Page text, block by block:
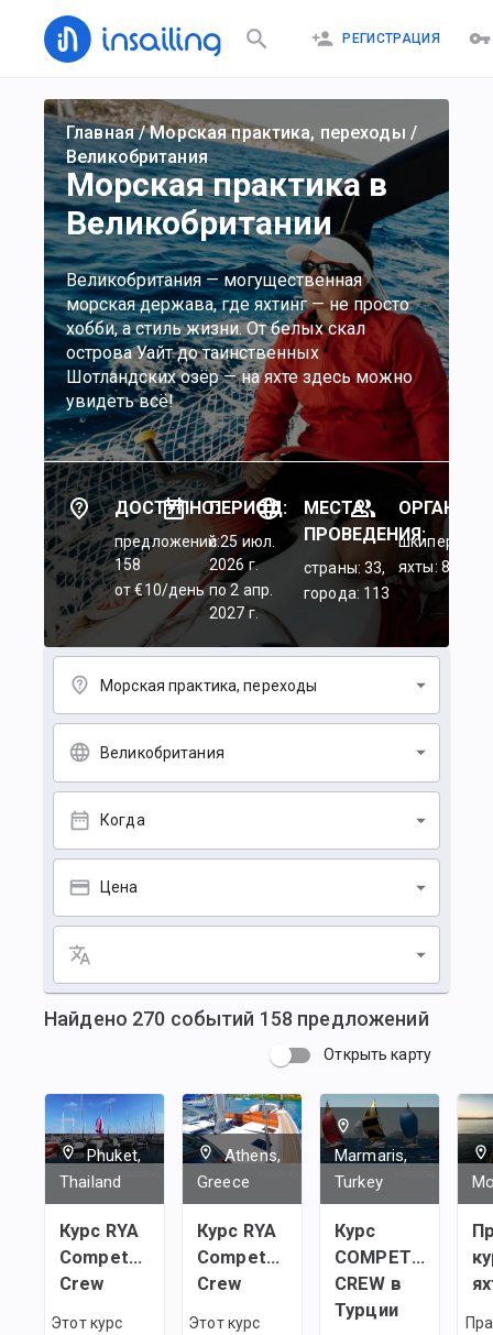
РЕГИСТРАЦИЯ
Главная/Морская практика, переходы /
Великобритания
Морская практика в
Великобритании
Великобритания — могущественная
морская держава, где яхтинг — не просто
хобби, а стиль жизни. От белых скал
острова Уайт до таинственных
Шотландских озёр — на яхте здесь можно
увидеть всё!
ДОСТУПНО:
предложений:
158
от €10/день
ПЕРИОД:
c 25 июл.
2026 г.
по 2 апр.
2027 г.
МЕСТА
ПРОВЕДЕНИЯ:
страны: 33,
города: 113
шкиперы: 45,
яхты: 84
Морская практика, переходы
Великобритания
Когда
Цена
Найдено 270 событий 158 предложений
Открыть карту
Phuket,
Thailand
Курс RYA
Competent
Crew
Этот курс
Athens,
Greece
Курс RYA
Competent
Crew
Этот курс
Marmaris,
Turkey
Курс
COMPETENT
CREW в
Турции